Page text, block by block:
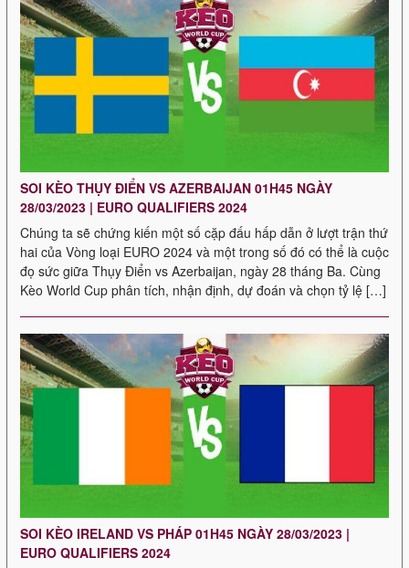
SOI KÈO THỤY ĐIỂN VS AZERBAIJAN 01H45 NGÀY
28/03/2023 | EURO QUALIFIERS 2024
Chúng ta sẽ chứng kiến ​​một số cặp đấu hấp dẫn ở lượt trận thứ
hai của Vòng loại EURO 2024 và một trong số đó có thể là cuộc
đọ sức giữa Thụy Điển vs Azerbaijan, ngày 28 tháng Ba. Cùng
Kèo World Cup phân tích, nhận định, dự đoán và chọn tỷ lệ […]
SOI KÈO IRELAND VS PHÁP 01H45 NGÀY 28/03/2023 |
EURO QUALIFIERS 2024